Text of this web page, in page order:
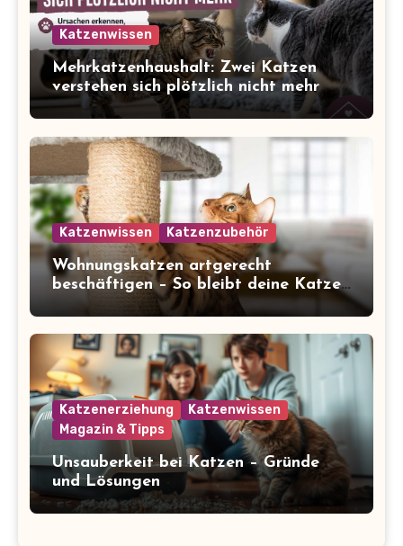
Katzenwissen
Mehrkatzenhaushalt: Zwei Katzen
verstehen sich plötzlich nicht mehr
Katzenwissen Katzenzubehör
Wohnungskatzen artgerecht
beschäftigen – So bleibt deine Katze
glücklich und gesund
Katzenerziehung
Katzenwissen
Magazin & Tipps
Unsauberkeit bei Katzen – Gründe
und Lösungen